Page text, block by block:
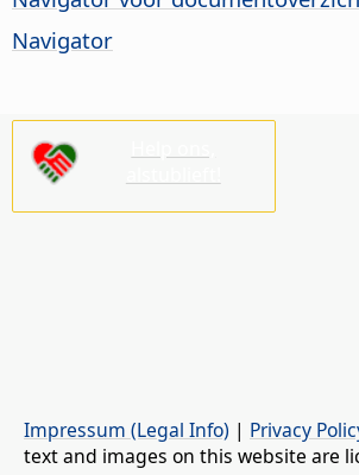
Navigator
Impressum (Legal Info) | Privacy
text and images on this website are